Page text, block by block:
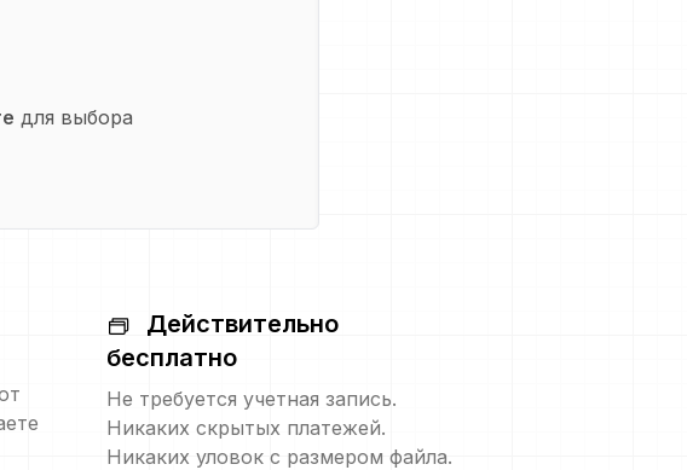
для выбора
Действительно
бесплатно
Не требуется учетная запись.
Никаких скрытых платежей.
Никаких уловок с размером файла.